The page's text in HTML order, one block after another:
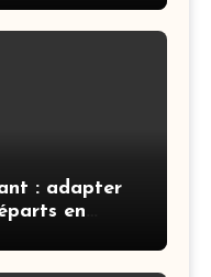
: adapter
en